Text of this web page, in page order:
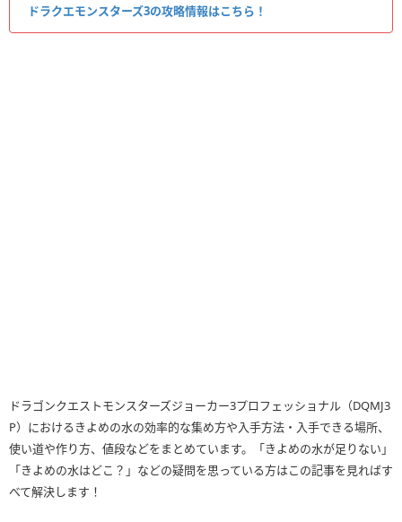
ドラクエモンスターズ3の攻略情報はこちら！
ドラゴンクエストモンスターズジョーカー3プロフェッショナル（DQMJ3
P）におけるきよめの水の効率的な集め方や入手方法・入手できる場所、
使い道や作り方、値段などをまとめています。「きよめの水が足りない」
「きよめの水はどこ？」などの疑問を思っている方はこの記事を見ればす
べて解決します！